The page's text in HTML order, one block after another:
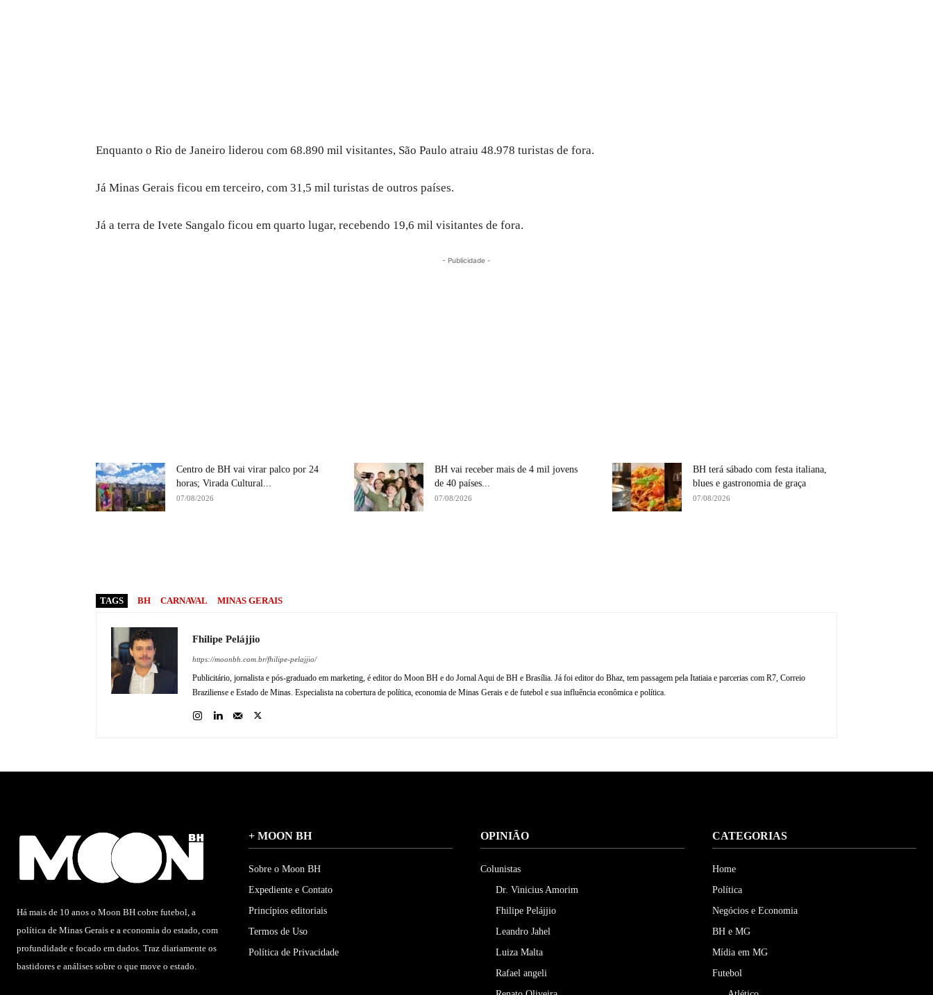
Enquanto o Rio de Janeiro liderou com 68.890 mil visitantes, São Paulo atraiu 48.978 turistas de fora.
Já Minas Gerais ficou em terceiro, com 31,5 mil turistas de outros países.
Já a terra de Ivete Sangalo ficou em quarto lugar, recebendo 19,6 mil visitantes de fora.
- Publicidade -
Centro de BH vai virar palco por 24
horas; Virada Cultural...
07/08/2026
BH vai receber mais de 4 mil jovens
de 40 países...
07/08/2026
BH terá sábado com festa italiana,
blues e gastronomia de graça
07/08/2026
TAGS BH CARNAVAL MINAS GERAIS
Fhilipe Pelájjio
https://moonbh.com.br/fhilipe-pelajjio/
Publicitário, jornalista e pós-graduado em marketing, é editor do Moon BH e do Jornal Aqui de BH e Brasília. Já foi editor do Bhaz, tem passagem pela Itatiaia e parcerias com R7, Correio
Braziliense e Estado de Minas. Especialista na cobertura de política, economia de Minas Gerais e de futebol e sua influência econômica e política.
Há mais de 10 anos o Moon BH cobre futebol, a
política de Minas Gerais e a economia do estado, com
profundidade e focado em dados. Traz diariamente os
bastidores e análises sobre o que move o estado.
+ MOON BH
Sobre o Moon BH
Expediente e Contato
Princípios editoriais
Termos de Uso
Política de Privacidade
OPINIÃO
Colunistas
Dr. Vinicius Amorim
Fhilipe Pelájjio
Leandro Jahel
Luiza Malta
Rafael angeli
CATEGORIAS
Home
Política
Negócios e Economia
BH e MG
Mídia em MG
Futebol